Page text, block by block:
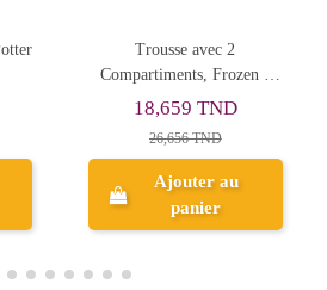
Trousse Open XXL Double
Face Motif Rose, Maped -
Réf.931908
39,118 TND
48,897 TND
Ajouter au
panier